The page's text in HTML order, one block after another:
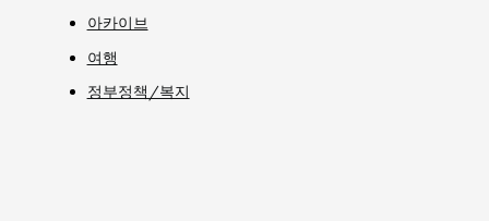
아카이브
여행
정부정책/복지